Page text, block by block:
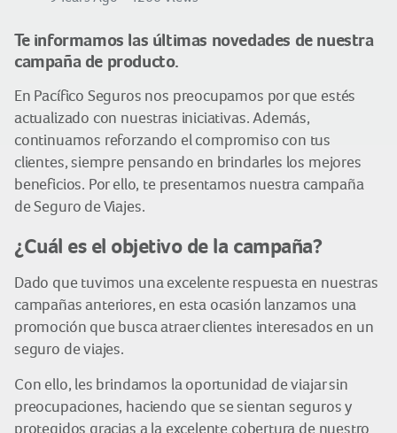
Te informamos las últimas novedades de nuestra
campaña de producto.
En Pacífico Seguros nos preocupamos por que estés
actualizado con nuestras iniciativas. Además,
continuamos reforzando el compromiso con tus
clientes, siempre pensando en brindarles los mejores
beneficios. Por ello, te presentamos nuestra campaña
de Seguro de Viajes.
¿Cuál es el objetivo de la campaña?
Dado que tuvimos una excelente respuesta en nuestras
campañas anteriores, en esta ocasión lanzamos una
promoción que busca atraer clientes interesados en un
seguro de viajes.
Con ello, les brindamos la oportunidad de viajar sin
preocupaciones, haciendo que se sientan seguros y
protegidos gracias a la excelente cobertura de nuestro